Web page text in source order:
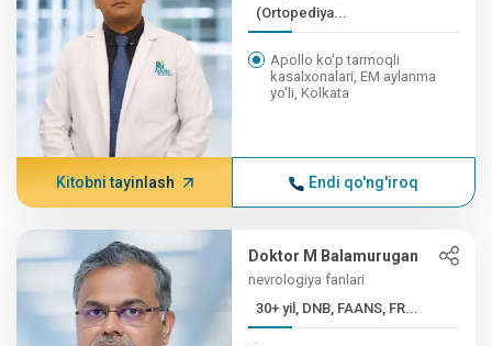
(Ortopediya...
Apollo ko'p tarmoqli
kasalxonalari, EM aylanma
yo'li, Kolkata
Kitobni tayinlash Endi qo'ng'iroq
Doktor M Balamurugan
nevrologiya fanlari
30+ yil, DNB, FAANS, FR...